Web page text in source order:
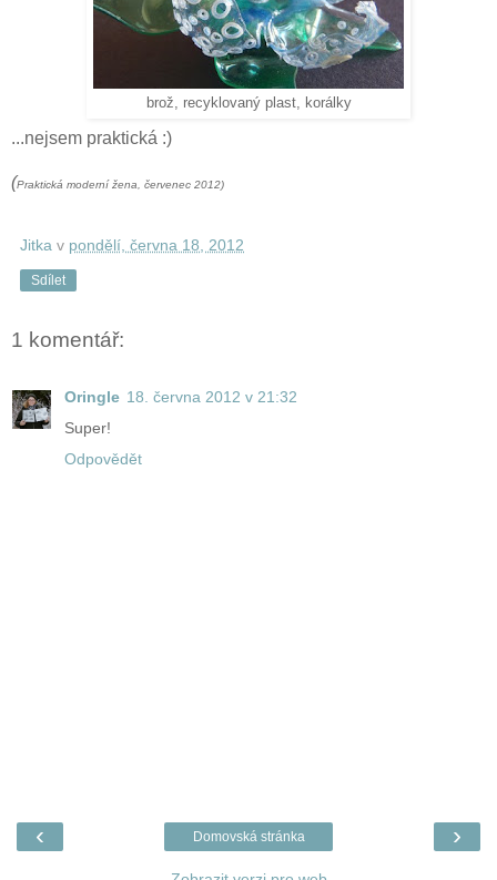
brož, recyklovaný plast, korálky
...nejsem praktická :)
(Praktická moderní žena, červenec 2012)
Jitka v pondělí, června 18, 2012
Sdílet
1 komentář:
Oringle 18. června 2012 v 21:32
Super!
Odpovědět
‹ ›
Domovská stránka